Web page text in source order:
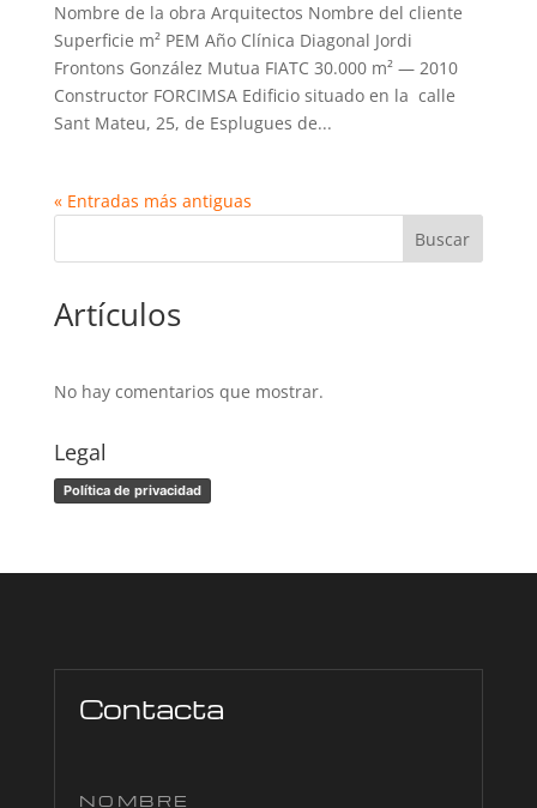
Nombre de la obra Arquitectos Nombre del cliente
Superficie m² PEM Año Clínica Diagonal Jordi
Frontons González Mutua FIATC 30.000 m² — 2010
Constructor FORCIMSA Edificio situado en la calle
Sant Mateu, 25, de Esplugues de...
« Entradas más antiguas
Buscar
Artículos
No hay comentarios que mostrar.
Legal
Política de privacidad
Contacta